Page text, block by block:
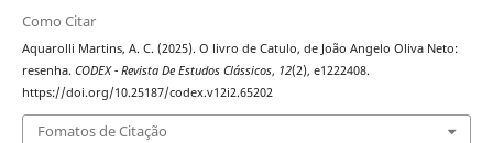
Como Citar
Aquarolli Martins, A. C. (2025). O livro de Catulo, de João Angelo Oliva Neto:
resenha. CODEX - Revista De Estudos Clássicos, 12(2), e1222408.
https://doi.org/10.25187/codex.v12i2.65202
Fomatos de Citação